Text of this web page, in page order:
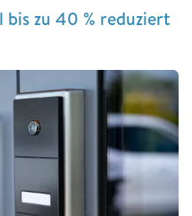
zu 40 % reduziert